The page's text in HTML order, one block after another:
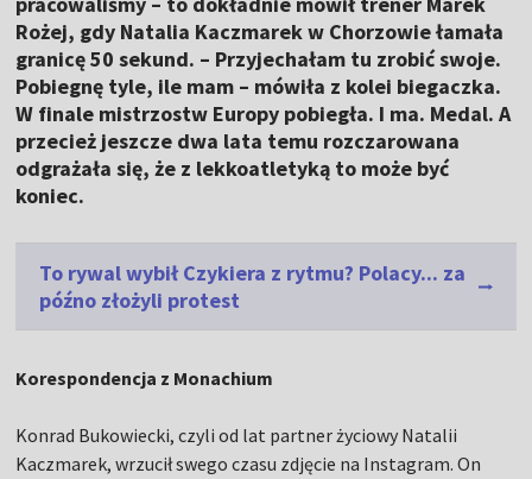
Rożej, gdy Natalia Kaczmarek w Chorzowie łamała
granicę 50 sekund. – Przyjechałam tu zrobić swoje.
Pobiegnę tyle, ile mam – mówiła z kolei biegaczka.
W finale mistrzostw Europy pobiegła. I ma. Medal. A
przecież jeszcze dwa lata temu rozczarowana
odgrażała się, że z lekkoatletyką to może być
koniec.
To rywal wybił Czykiera z rytmu? Polacy... za
późno złożyli protest
Korespondencja z Monachium
Konrad Bukowiecki, czyli od lat partner życiowy Natalii
Kaczmarek, wrzucił swego czasu zdjęcie na Instagram. On